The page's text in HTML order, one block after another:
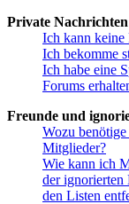
Private Nachrichten
Ich kann keine
Ich bekomme
Ich habe eine
Forums
Freunde und
Wozu
Mitglieder?
Wie kann ich
der ignorierten
den Listen